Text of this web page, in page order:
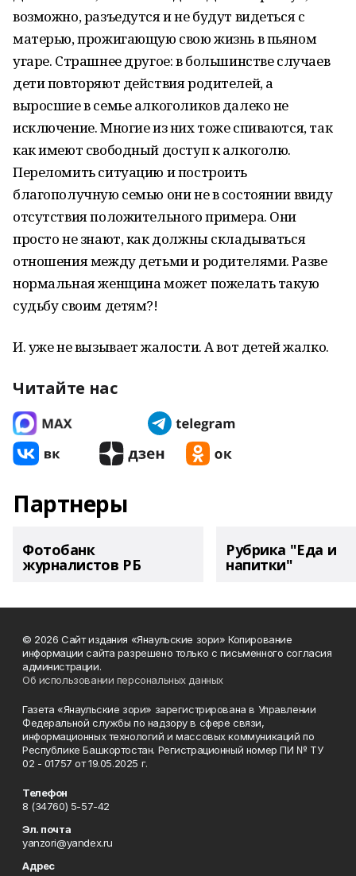
возможно, разъедутся и не будут видеться с
матерью, прожигающую свою жизнь в пьяном
угаре. Страшнее другое: в большинстве случаев
дети повторяют действия родителей, а
выросшие в семье алкоголиков далеко не
исключение. Многие из них тоже спиваются, так
как имеют свободный доступ к алкоголю.
Переломить ситуацию и построить
благополучную семью они не в состоянии ввиду
отсутствия положительного примера. Они
просто не знают, как должны складываться
отношения между детьми и родителями. Разве
нормальная женщина может пожелать такую
судьбу своим детям?!
И. уже не вызывает жалости. А вот детей жалко.
Читайте нас
Партнеры
Фотобанк
журналистов РБ
Рубрика "Еда и
напитки"
© 2026 Сайт издания «Янаульские зори» Копирование
информации сайта разрешено только с письменного согласия
администрации.
Об использовании персональных данных
Газета «Янаульские зори» зарегистрирована в Управлении
Федеральной службы по надзору в сфере связи,
информационных технологий и массовых коммуникаций по
Республике Башкортостан. Регистрационный номер ПИ № ТУ
02 - 01757 от 19.05.2025 г.
Телефон
8 (34760) 5-57-42
Эл. почта
yanzori@yandex.ru
Адрес